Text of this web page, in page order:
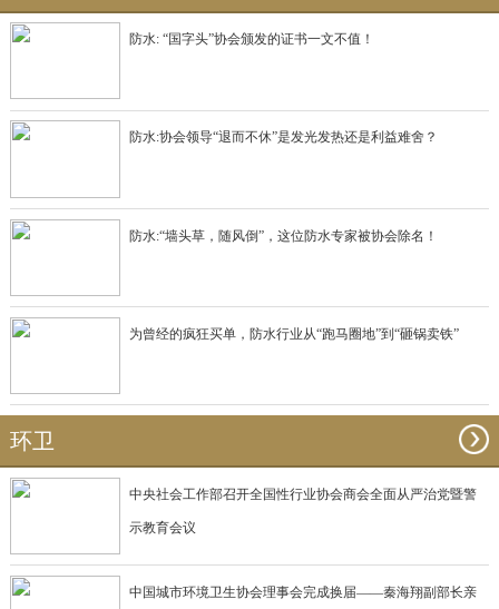
防水: “国字头”协会颁发的证书一文不值！
防水:协会领导“退而不休”是发光发热还是利益难舍？
防水:“墙头草，随风倒”，这位防水专家被协会除名！
为曾经的疯狂买单，防水行业从“跑马圈地”到“砸锅卖铁”
环卫
中央社会工作部召开全国性行业协会商会全面从严治党暨警
示教育会议
中国城市环境卫生协会理事会完成换届——秦海翔副部长亲